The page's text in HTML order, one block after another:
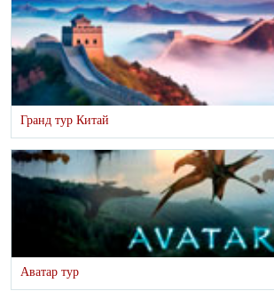
Гранд тур Китай
Аватар тур